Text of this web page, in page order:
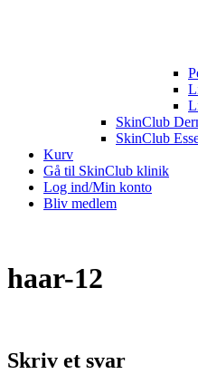
SkinClub
SkinClub
Kurv
Gå til SkinClub klinik
Log ind/Min konto
Bliv medlem
haar-12
Skriv et svar